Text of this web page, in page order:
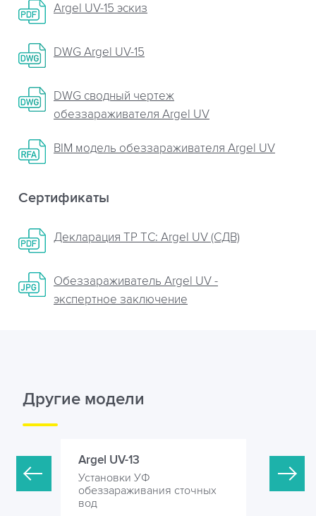
Argel UV-15 эскиз
DWG Argel UV-15
DWG сводный чертеж
обеззараживателя Argel UV
BIM модель обеззараживателя Argel UV
Сертификаты
Декларация ТР ТС: Argel UV (СДВ)
Обеззараживатель Argel UV -
экспертное заключение
Другие модели
Argel UV-13
Установки УФ
обеззараживания сточных
вод
Argel